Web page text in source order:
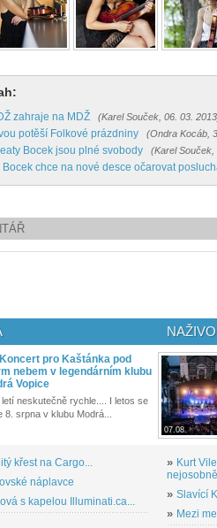
zahraje na MDŽ (Karel Souček, 06. 03.
potěší Folkové prázdniny (Ondra Kocáb,
Bocek jsou plné svobody (Karel Souček,
chce na nové desce očarovat
pro Kaštánka pod
nebem v legendárním klubu
Vopice
neskutečně rychle.... I letos se
8. srpna v klubu Modrá...
křest na Cargo...
náplavce
s kapelou Illuminati.ca...
NAŽIVO
07.08.
» Kurt
» Slavící
» Mezi